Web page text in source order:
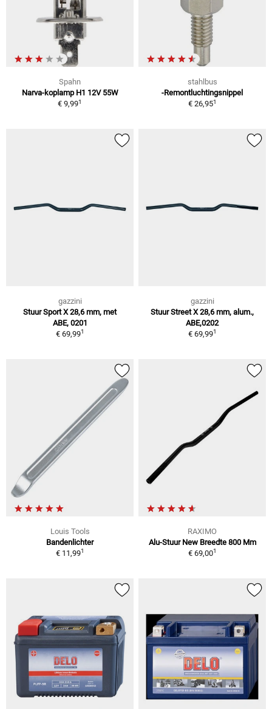
Spahn
Narva-koplamp H1 12V 55W
€ 9,991
stahlbus
-Remontluchtingsnippel
€ 26,951
gazzini
Stuur Sport X 28,6 mm, met
ABE, 0201
€ 69,991
gazzini
Stuur Street X 28,6 mm, alum.,
ABE,0202
€ 69,991
Louis Tools
Bandenlichter
€ 11,991
RAXIMO
Alu-Stuur New Breedte 800 Mm
€ 69,001